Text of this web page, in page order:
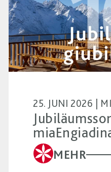
25. JUNI 2026 |
MEHR